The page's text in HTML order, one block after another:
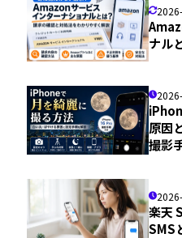
ナル
原因
撮影
楽天
SMS